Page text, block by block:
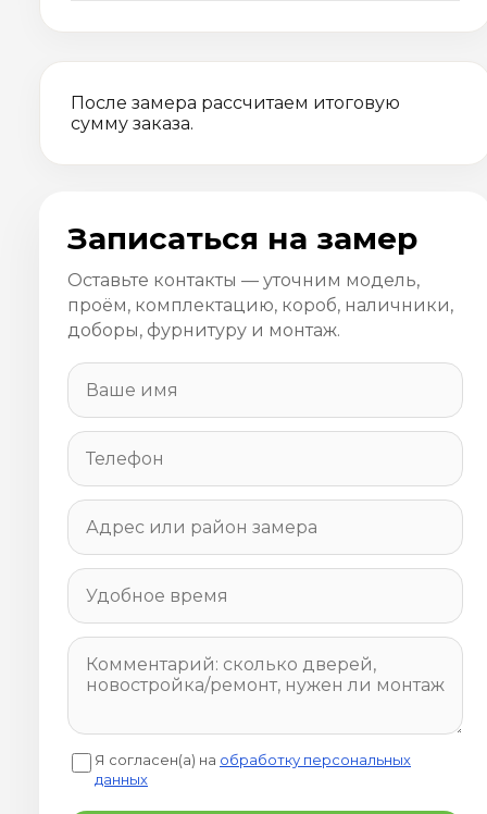
После замера рассчитаем итоговую
сумму заказа.
Записаться на замер
Оставьте контакты — уточним модель,
проём, комплектацию, короб, наличники,
доборы, фурнитуру и монтаж.
Я согласен(а) на обработку персональных
данных